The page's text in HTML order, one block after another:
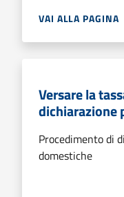
VAI ALLA PAGINA
Versare la
dichiarazione
Procedimento di
domestiche